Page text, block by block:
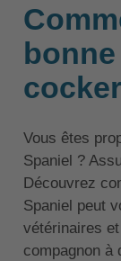
Vous êtes
Spaniel ?
Découvrez
Spaniel peut
vétérinaires
compagnon à